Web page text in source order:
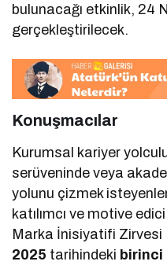
bulunacağı etkinlik, 24
gerçekleştirilecek.
Konuşmacılar
Kurumsal kariyer
serüveninde veya
yolunu çizmek
katılımcı ve motive
Marka İnisiyatifi Zirvesi
2025 tarihindeki birinci